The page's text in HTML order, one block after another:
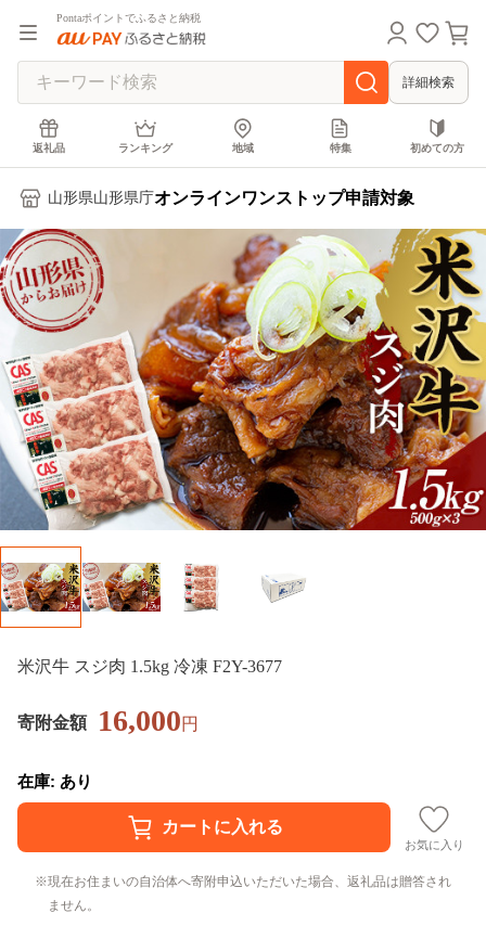
Pontaポイントでふるさと納税
詳細検索
返礼品 ランキング 地域 特集 初めての方
山形県山形県庁オンラインワンストップ申請対象
米沢牛 スジ肉 1.5kg 冷凍 F2Y-3677
寄附金額 16,000円
在庫: あり
お気に入り
現在お住まいの自治体へ寄附申込いただいた場合、返礼品は贈答され
ません。